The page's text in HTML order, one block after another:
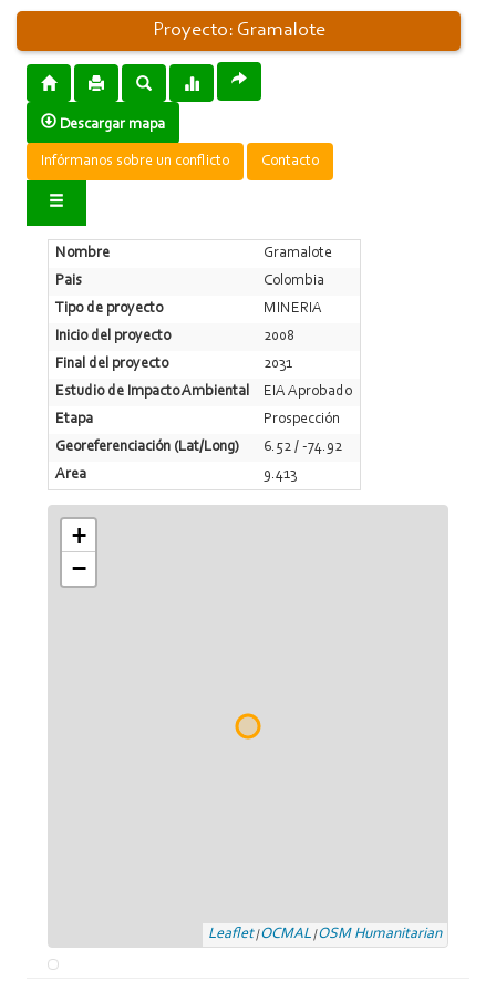
Proyecto: Gramalote
Descargar mapa
Infórmanos sobre un conflicto Contacto
Nombre
Gramalote
Pais
Colombia
Tipo de proyecto
MINERIA
Inicio del proyecto
2008
Final del proyecto
2031
Estudio de Impacto Ambiental
EIA Aprobado
Etapa
Prospección
Georeferenciación (Lat/Long)
6.52 / -74.92
Area
9.413
+
−
Leaflet|OCMAL|OSM Humanitarian